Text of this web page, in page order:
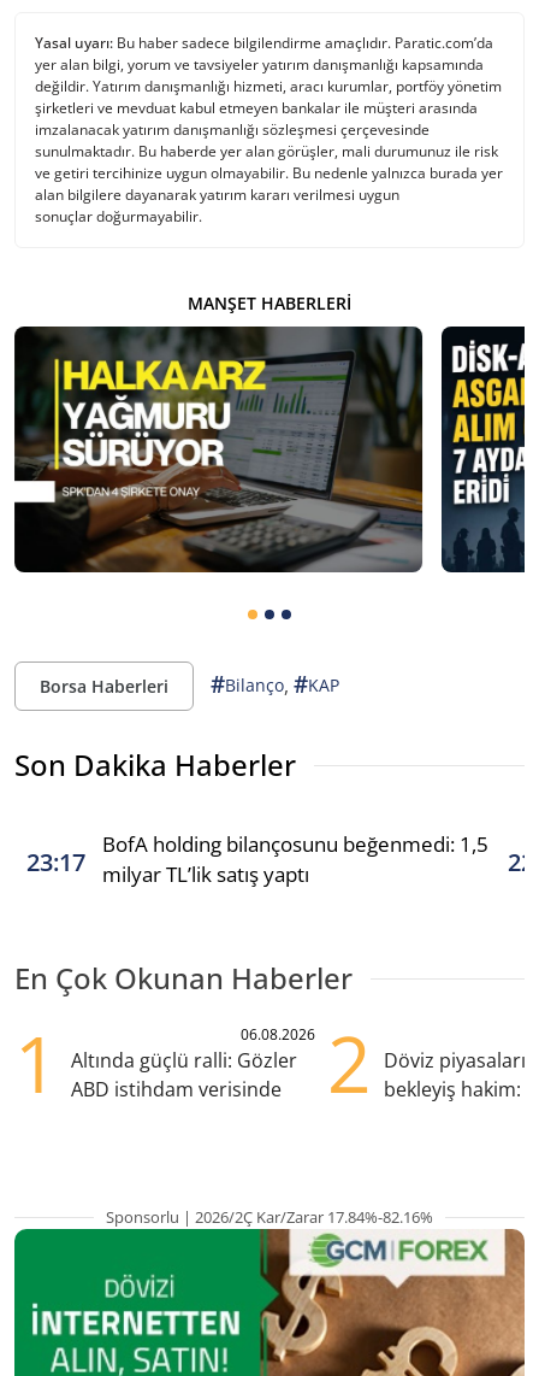
Yasal uyarı: Bu haber sadece bilgilendirme amaçlıdır. Paratic.com’da
yer alan bilgi, yorum ve tavsiyeler yatırım danışmanlığı kapsamında
değildir. Yatırım danışmanlığı hizmeti, aracı kurumlar, portföy yönetim
şirketleri ve mevduat kabul etmeyen bankalar ile müşteri arasında
imzalanacak yatırım danışmanlığı sözleşmesi çerçevesinde
sunulmaktadır. Bu haberde yer alan görüşler, mali durumunuz ile risk
ve getiri tercihinize uygun olmayabilir. Bu nedenle yalnızca burada yer
alan bilgilere dayanarak yatırım kararı verilmesi uygun
sonuçlar doğurmayabilir.
MANŞET HABERLERI
Borsa Haberleri #Bilanço, #KAP
Son Dakika Haberler
23:17
BofA holding bilançosunu beğenmedi: 1,5
milyar TL’lik satış yaptı
En Çok Okunan Haberler
1 06.08.2026
Altında güçlü ralli: Gözler
ABD istihdam verisinde
2
Döviz
bekleyiş hakim:
Sponsorlu | 2026/2Ç Kar/Zarar 17.84%-82.16%